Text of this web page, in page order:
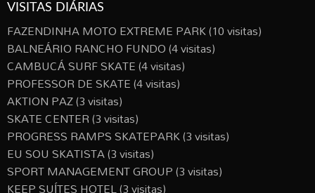
VISITAS DIÁRIAS
FAZENDINHA MOTO EXTREME PARK(10 visitas)
BALNEÁRIO RANCHO FUNDO(4 visitas)
CAMBUCÁ SURF SKATE(4 visitas)
PROFESSOR DE SKATE(4 visitas)
AKTION PAZ(3 visitas)
SKATE CENTER(3 visitas)
PROGRESS RAMPS SKATEPARK(3 visitas)
EU SOU SKATISTA(3 visitas)
SPORT MANAGEMENT GROUP(3 visitas)